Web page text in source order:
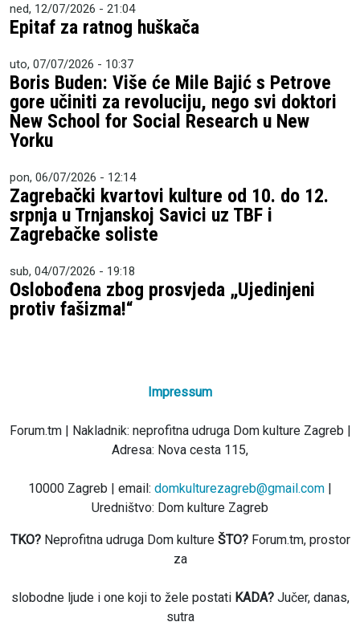
ned, 12/07/2026 - 21:04
Epitaf za ratnog huškača
uto, 07/07/2026 - 10:37
Boris Buden: Više će Mile Bajić s Petrove
gore učiniti za revoluciju, nego svi doktori
New School for Social Research u New
Yorku
pon, 06/07/2026 - 12:14
Zagrebački kvartovi kulture od 10. do 12.
srpnja u Trnjanskoj Savici uz TBF i
Zagrebačke soliste
sub, 04/07/2026 - 19:18
Oslobođena zbog prosvjeda „Ujedinjeni
protiv fašizma!“
Impressum
Forum.tm | Nakladnik: neprofitna udruga Dom kulture Zagreb |
Adresa: Nova cesta 115,
10000 Zagreb | email: domkulturezagreb@gmail.com
Uredništvo: Dom kulture Zagreb
TKO?Neprofitna udruga Dom kulture ŠTO?Forum.tm, prostor
za
slobodne ljude i one koji to žele postati KADA?Jučer, danas,
sutra